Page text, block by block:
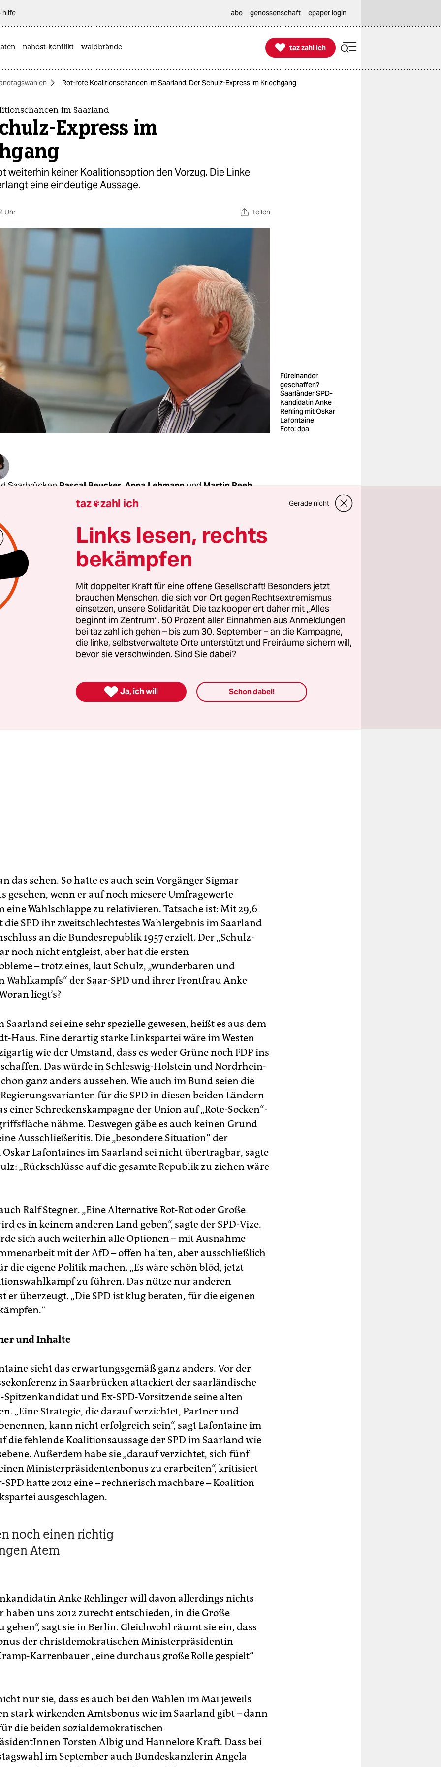
hilfe abo genossenschaft epaper login
nahost-konflikt waldbrände 
taz zahl ich
taz zahl ich
Rot-rote Koalitionschancen im Saarland: Der Schulz-Express im Kriechgang
im Saarland
Express im
weiterhin keiner Koalitionsoption den Vorzug. Die Linke
eine eindeutige Aussage.
Uhr teilen
Füreinander
geschaffen?
Saarländer SPD-
Kandidatin Anke
Rehling mit Oskar
Lafontaine
Foto: dpa
SaarbrückenPascal Beucker,Anna LehmannundMartin Reeh
sind Durchhalteparolen angesagt. „Wir schauen nach
Martin Schulz am Montagmorgen im Berliner Willy-
Seine Partei gehe „weiter mit großer Zuversicht in die
verkündet der neue SPD-Vorsitzende. „Wir haben
guten, langen Atem.“
nach der Inthronisierung zum Kanzlerkandidaten ist
gleich die erste, bei der er eine Niederlage
muss. Die Wahl im Saarland habe zwar „nicht das
das wir uns gewünscht haben“, räumt der
Hoffnungsträger ein. Aber: „Wir haben in den
das sehen. So hatte es auch sein Vorgänger Sigmar
gesehen, wenn er auf noch miesere Umfragewerte
eine Wahlschlappe zu relativieren. Tatsache ist: Mit 29,6
die SPD ihr zweitschlechtestes Wahlergebnis im Saarland
an die Bundesrepublik 1957 erzielt. Der „Schulz-
noch nicht entgleist, aber hat die ersten
– trotz eines, laut Schulz, „wunderbaren und
Wahlkampfs“ der Saar-SPD und ihrer Frontfrau Anke
liegt’s?
Saarland sei eine sehr spezielle gewesen, heißt es aus dem
Haus. Eine derartig starke Linkspartei wäre im Westen
wie der Umstand, dass es weder Grüne noch FDP ins
Das würde in Schleswig-Holstein und Nordrhein-
ganz anders aussehen. Wie auch im Bund seien die
für die SPD in diesen beiden Ländern
einer Schreckenskampagne der Union auf „Rote-Socken“-
nähme. Deswegen gäbe es auch keinen Grund
Ausschließeritis. Die „besondere Situation“ der
Lafontaines im Saarland sei nicht übertragbar, sagte
„Rückschlüsse auf die gesamte Republik zu ziehen wäre
Ralf Stegner. „Eine Alternative Rot-Rot oder Große
es in keinem anderen Land geben“, sagte der SPD-Vize.
sich auch weiterhin alle Optionen – mit Ausnahme
mit der AfD – offen halten, aber ausschließlich
die eigene Politik machen. „Es wäre schön blöd, jetzt
zu führen. Das nütze nur anderen
er überzeugt. „Die SPD ist klug beraten, für die eigenen
und Inhalte
sieht das erwartungsgemäß ganz anders. Vor der
in Saarbrücken attackiert der saarländische
und Ex-SPD-Vorsitzende seine alten
„Eine Strategie, die darauf verzichtet, Partner und
kann nicht erfolgreich sein“, sagt Lafontaine im
die fehlende Koalitionsaussage der SPD im Saarland wie
Außerdem habe sie „darauf verzichtet, sich fünf
Ministerpräsidentenbonus zu erarbeiten“, kritisiert
SPD hatte 2012 eine – rechnerisch machbare – Koalition
ausgeschlagen.
noch einen richtig
Atem
Anke Rehlinger will davon allerdings nichts
haben uns 2012 zurecht entschieden, in die Große
gehen“, sagt sie in Berlin. Gleichwohl räumt sie ein, dass
der christdemokratischen Ministerpräsidentin
Karrenbauer „eine durchaus große Rolle gespielt“
nur sie, dass es auch bei den Wahlen im Mai jeweils
stark wirkenden Amtsbonus wie im Saarland gibt – dann
die beiden sozialdemokratischen
Torsten Albig und Hannelore Kraft. Dass bei
im September auch Bundeskanzlerin Angela
taz zahl ich Gerade nicht
Links lesen, rechts
bekämpfen
Mit doppelter Kraft für eine offene Gesellschaft! Besonders jetzt
brauchen Menschen, die sich vor Ort gegen Rechtsextremismus
einsetzen, unsere Solidarität. Die taz kooperiert daher mit „Alles
beginnt im Zentrum“. 50 Prozent aller Einnahmen aus Anmeldungen
bei taz zahl ich gehen – bis zum 30. September – an die Kampagne,
die linke, selbstverwaltete Orte unterstützt und Freiräume sichern will,
bevor sie verschwinden. Sind Sie dabei?
 Ja, ich will Schon dabei!